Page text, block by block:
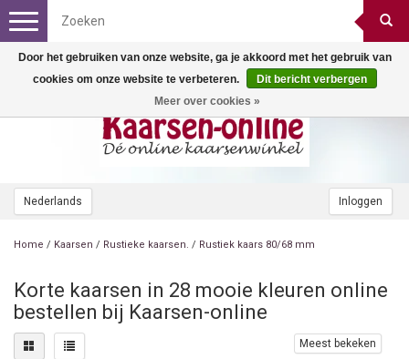
Nederlands Inloggen
Toggle
navigation
Home / Kaarsen / Rustieke kaarsen. / Rustiek kaars 80/68 mm
Korte kaarsen in 28 mooie kleuren online
bestellen bij Kaarsen-online
Meest bekeken
Door het gebruiken van onze website, ga je akkoord met het gebruik van
cookies om onze website te verbeteren.
Dit bericht verbergen
Meer over cookies »